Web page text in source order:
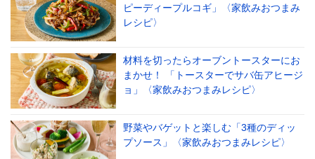
ピーディープルコギ」〈家飲みおつまみ
レシピ〉
材料を切ったらオーブントースターにお
まかせ！ 「トースターでサバ缶アヒージ
ョ」〈家飲みおつまみレシピ〉
野菜やバゲットと楽しむ「3種のディッ
プソース」〈家飲みおつまみレシピ〉